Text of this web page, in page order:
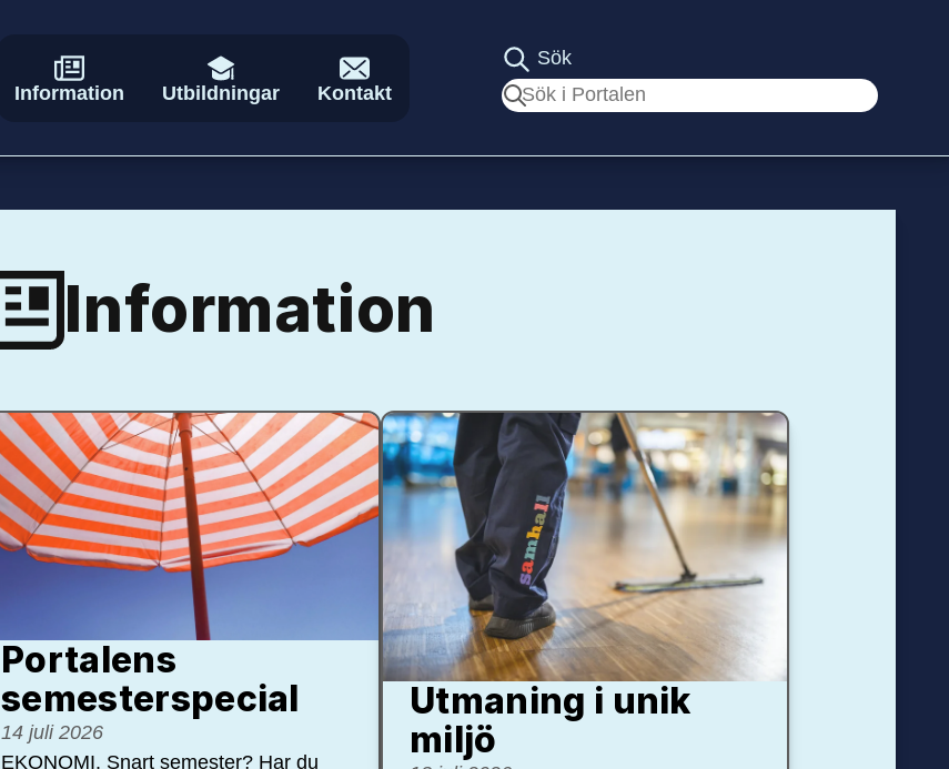
Information Utbildningar Kontakt
Sök
Sök
Information
Portalens
semester­special
14 juli 2026
EKONOMI. Snart semester? Har du
Utmaning i unik
miljö